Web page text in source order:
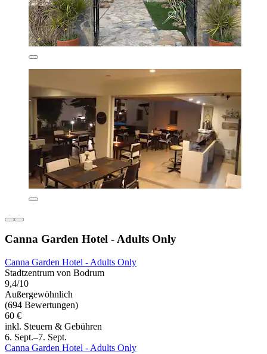
Canna Garden Hotel - Adults Only
Canna Garden Hotel - Adults Only
Stadtzentrum von Bodrum
9,4/10
Außergewöhnlich
(694 Bewertungen)
60 €
inkl. Steuern & Gebühren
6. Sept.–7. Sept.
Canna Garden Hotel - Adults Only